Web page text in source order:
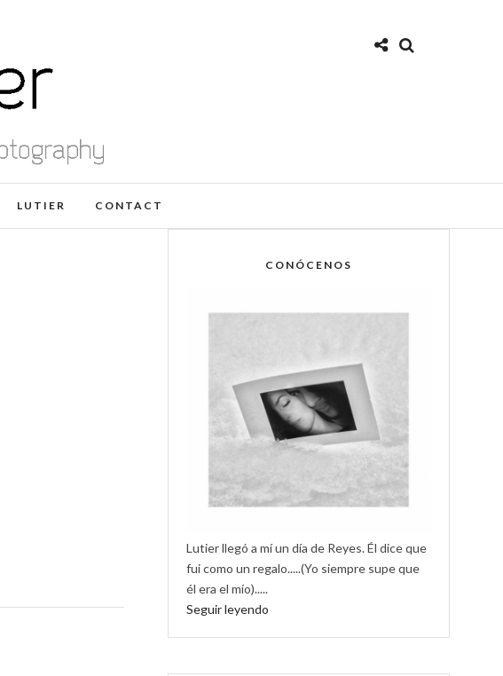
LUTIER CONTACT
CONÓCENOS
Lutier llegó a mí un día de Reyes. Él dice que
fui como un regalo.....(Yo siempre supe que
él era el mío).....
Seguir leyendo